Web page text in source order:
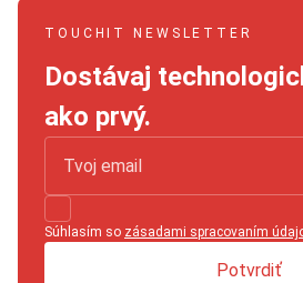
TOUCHIT NEWSLETTER
Dostávaj
ako prvý.
Súhlasím so zásadami spracovaním
Potvrdiť